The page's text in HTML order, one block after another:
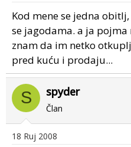
Kod mene se jedna
se jagodama. a ja
znam da im netko
pred kuću i prodaju...
S spyder
Član
18 Ruj 2008